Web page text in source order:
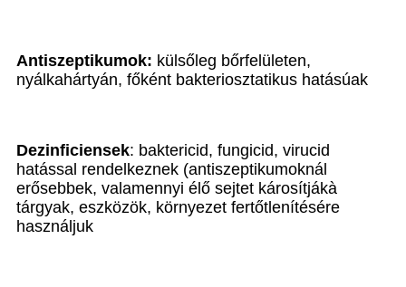
Antiszeptikumok: külsőleg bőrfelületen,
nyálkahártyán, főként bakteriosztatikus hatásúak
Dezinficiensek: baktericid, fungicid, virucid
hatással rendelkeznek (antiszeptikumoknál
erősebbek, valamennyi élő sejtet károsítjákà
tárgyak, eszközök, környezet fertőtlenítésére
használjuk